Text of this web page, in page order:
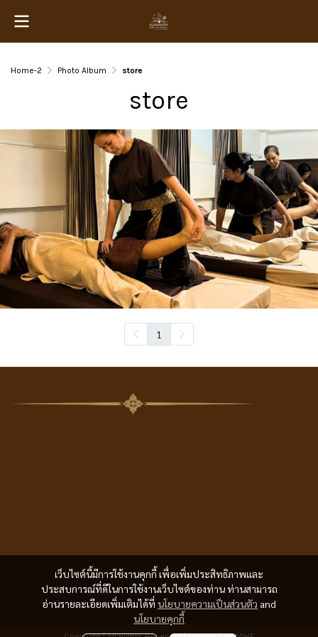
Home-2 Photo Album store
store
1
เว็บไซต์นี้มีการใช้งานคุกกี้ เพื่อเพิ่มประสิทธิภาพและ
ประสบการณ์ที่ดีในการใช้งานเว็บไซต์ของท่าน ท่านสามารถ
อ่านรายละเอียดเพิ่มเติมได้ที่ นโยบายความเป็นส่วนตัว and
นโยบายคุกกี้